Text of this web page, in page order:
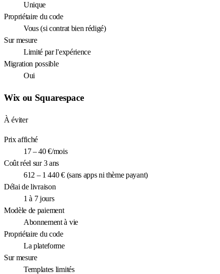
Unique
Propriétaire du code
Vous (si contrat bien rédigé)
Sur mesure
Limité par l'expérience
Migration possible
Oui
Wix ou Squarespace
À éviter
Prix affiché
17 – 40 €/mois
Coût réel sur 3 ans
612 – 1 440 € (sans apps ni thème payant)
Délai de livraison
1 à 7 jours
Modèle de paiement
Abonnement à vie
Propriétaire du code
La plateforme
Sur mesure
Templates limités